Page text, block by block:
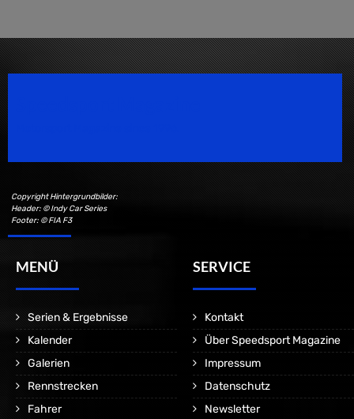
Copyright Hintergrundbilder:
Header: © Indy Car Series
Footer: © FIA F3
MENÜ
Serien & Ergebnisse
Kalender
Galerien
Rennstrecken
Fahrer
SERVICE
Kontakt
Über Speedsport Magazine
Impressum
Datenschutz
Newsletter